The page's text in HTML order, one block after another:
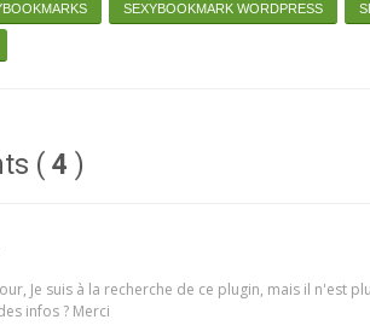
SEXYBOOKMARK WORDPRESS
( 4 )
Je suis à la recherche de ce plugin, mais il n'est
infos ? Merci